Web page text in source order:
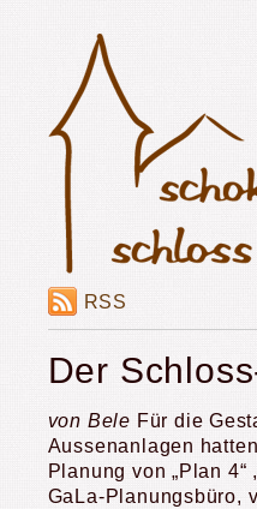
RSS
Der
von Bele Für die
Aussenanlagen
Planung von „Plan
GaLa-Planungsbüro,